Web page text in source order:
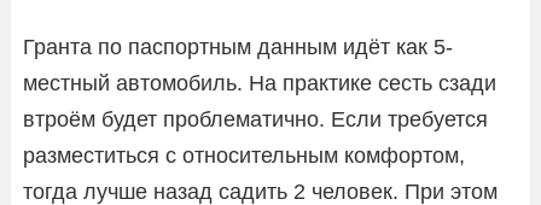
Гранта по паспортным данным идёт как 5-
местный автомобиль. На практике сесть сзади
втроём будет проблематично. Если требуется
разместиться с относительным комфортом,
тогда лучше назад садить 2 человек. При этом